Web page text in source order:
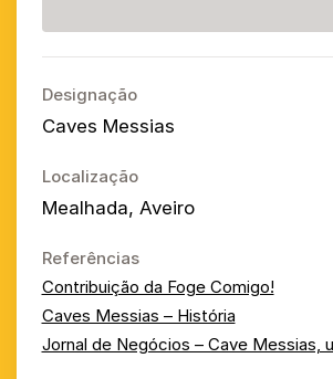
Designação
Caves Messias
Localização
Mealhada, Aveiro
Referências
Contribuição da Foge Comigo!
Caves Messias – História
Jornal de Negócios – Cave Messias,